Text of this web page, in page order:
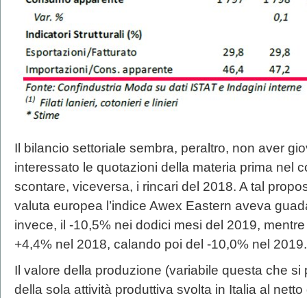
Il bilancio settoriale sembra, peraltro, non aver
interessato le quotazioni della materia prima nel
scontare, viceversa, i rincari del 2018. A tal
valuta europea l’indice Awex Eastern aveva
invece, il -10,5% nei dodici mesi del 2019, mentre
+4,4% nel 2018, calando poi del -10,0% nel 2019.
Il valore della produzione (variabile questa che si
della sola attività produttiva svolta in Italia al